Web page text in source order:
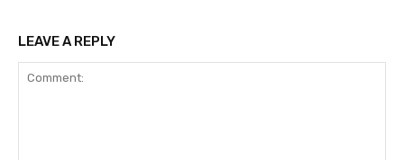
LEAVE A REPLY